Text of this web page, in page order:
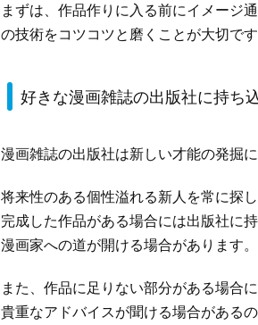
まずは、作品作りに入る前にイメージ
の技術をコツコツと磨くことが大切です
好きな漫画雑誌の出版社に持ち
漫画雑誌の出版社は新しい才能の発掘に
将来性のある個性溢れる新人を常に探
完成した作品がある場合には出版社に
漫画家への道が開ける場合があります。
また、作品に足りない部分がある場合
貴重なアドバイスが聞ける場合がある